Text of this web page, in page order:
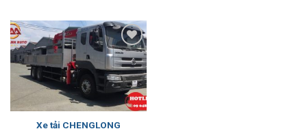
Add to
Wishlist
Xe tải CHENGLONG